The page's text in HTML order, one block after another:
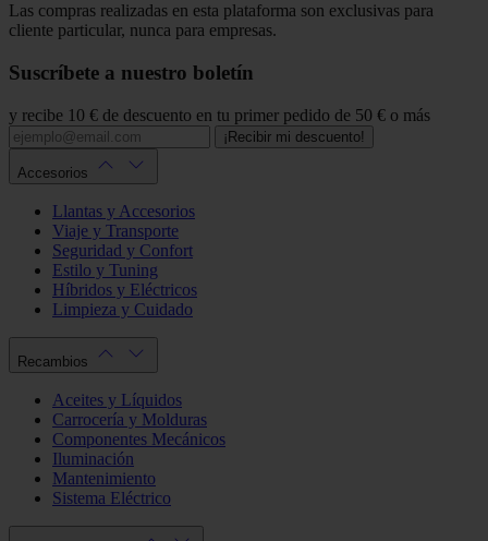
Las compras realizadas en esta plataforma son exclusivas para
cliente particular, nunca para empresas.
Suscríbete a nuestro boletín
y recibe 10 € de descuento en tu primer pedido de 50 € o más
¡Recibir mi descuento!
Accesorios
Llantas y Accesorios
Viaje y Transporte
Seguridad y Confort
Estilo y Tuning
Híbridos y Eléctricos
Limpieza y Cuidado
Recambios
Aceites y Líquidos
Carrocería y Molduras
Componentes Mecánicos
Iluminación
Mantenimiento
Sistema Eléctrico